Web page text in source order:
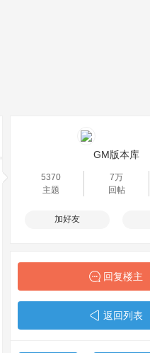
GM版本库
5370
主题
7万
回帖
加好友
回复楼主
返回列表